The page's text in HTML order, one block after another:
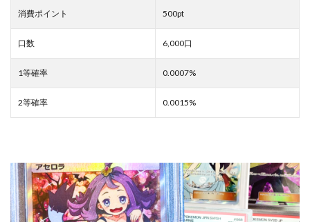
消費ポイント 500pt
口数 6,000口
1等確率 0.0007%
2等確率 0.0015%